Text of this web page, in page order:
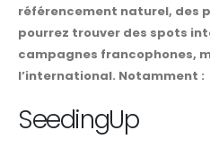
référencement naturel, des
pourrez trouver des spots
campagnes francophones,
l’international. Notamment :
SeedingUp